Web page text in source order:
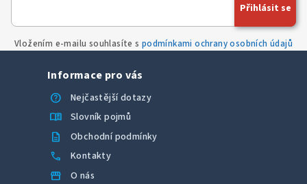
Vložením e-mailu souhlasíte s podmínkami ochrany osobních údajů
Přihlásit se
Informace pro vás
help
Nejčastější dotazy
menu_book Slovník pojmů
description Obchodní podmínky
call Kontakty
storefront O nás